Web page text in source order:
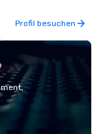
Profil besuchen